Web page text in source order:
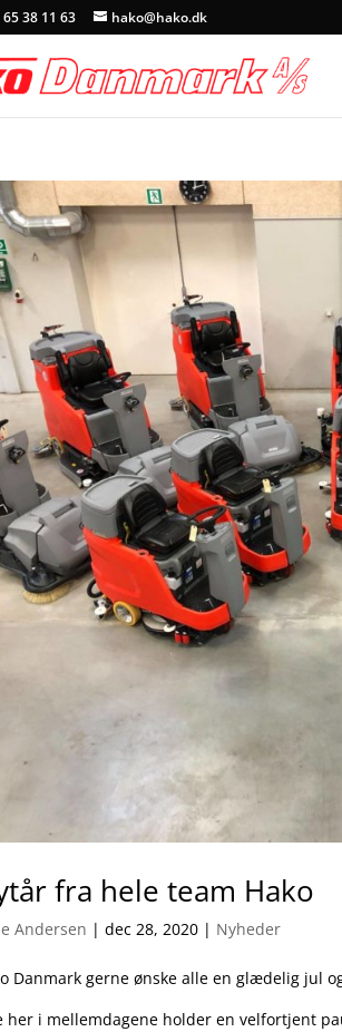
38 11 63 hako@hako.dk
fra hele team Hako
Andersen |dec 28, 2020 | Nyheder
Danmark gerne ønske alle en glædelig jul
her i mellemdagene holder en velfortjent